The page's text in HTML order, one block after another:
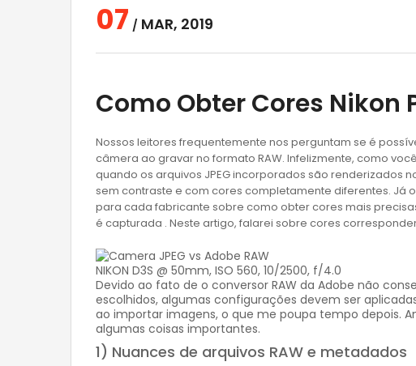
07 / MAR, 2019
Como Obter Cores Nikon
Nossos leitores frequentemente nos perguntam se é
câmera ao gravar no formato RAW. Infelizmente, como
quando os arquivos JPEG incorporados são renderizados
sem contraste e com cores completamente diferentes. Já
para cada fabricante sobre como obter cores mais
é capturada . Neste artigo, falarei sobre cores
NIKON D3S @ 50mm, ISO 560, 10/2500, f/4.0
Devido ao fato de o conversor RAW da Adobe não
escolhidos, algumas configurações devem ser
ao importar imagens, o que me poupa tempo depois.
algumas coisas importantes.
1) Nuances de arquivos RAW e metadados